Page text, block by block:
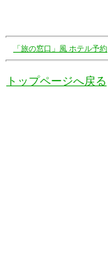
「旅の窓口」風 ホテル予約
トップページへ戻る